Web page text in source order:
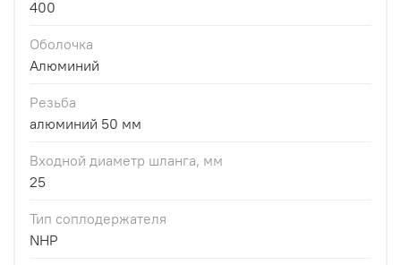
400
Оболочка
Алюминий
Резьба
алюминий 50 мм
Входной диаметр шланга, мм
25
Тип соплодержателя
NHP